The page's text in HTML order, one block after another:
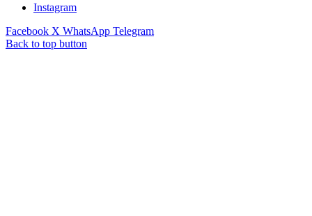
Instagram
Facebook X WhatsApp Telegram
Back to top button